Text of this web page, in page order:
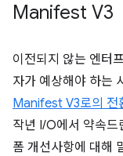
Manifest V3
이전되지 않는 엔터
자가 예상해야 하는
Manifest V3로의 전
작년 I/O에서 약속드
폼 개선사항에 대해